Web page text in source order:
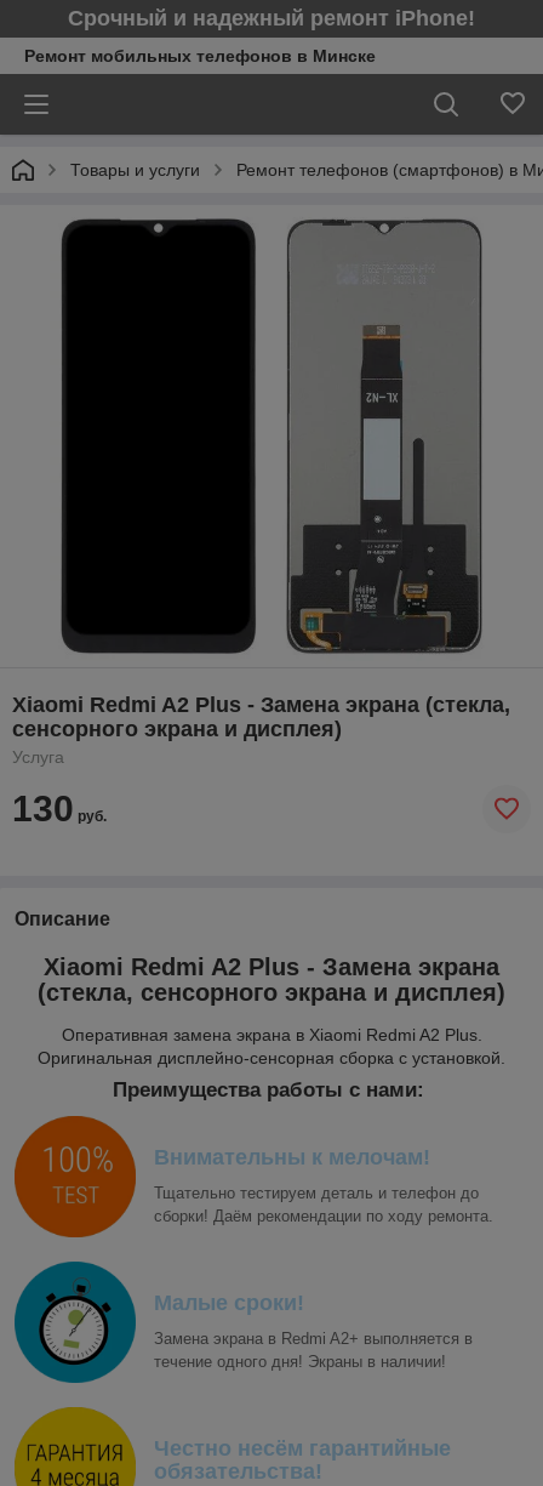
Срочный и надежный ремонт iPhone!
Ремонт мобильных телефонов в Минcке
Товары и услуги Ремонт телефонов (смартфонов) в
Xiaomi Redmi A2 Plus - Замена экрана (стекла,
сенсорного экрана и дисплея)
Услуга
130 руб.
Описание
Xiaomi Redmi A2 Plus - Замена экрана
(стекла, сенсорного экрана и дисплея)
Оперативная замена экрана в Xiaomi Redmi A2 Plus.
Оригинальная дисплейно-сенсорная сборка с установкой.
Преимущества работы с нами:
Внимательны к мелочам!
Тщательно тестируем деталь и телефон до
сборки! Даём рекомендации по ходу ремонта.
Малые сроки!
Замена экрана в Redmi A2+ выполняется в
течение одного дня! Экраны в наличии!
Честно несём гарантийные
обязательства!